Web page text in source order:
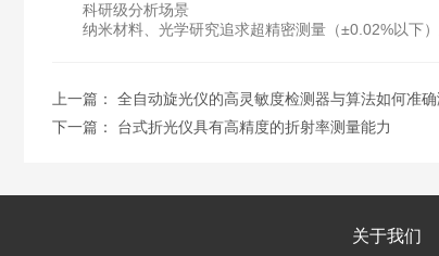
科研级分析场景
纳米材料、光学研究追求超精密测量（±0.02%以下）
上一篇： 全自动旋光仪的高灵敏度检测器与算法如何准确
下一篇： 台式折光仪具有高精度的折射率测量能力
关于我们